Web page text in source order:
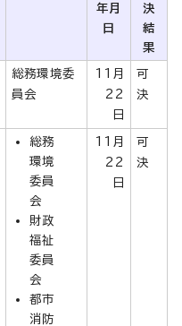
年月
日
決
結
果
総務環境委
員会
11月
22
日
可
決
総務
環境
委員
会
財政
福祉
委員
会
都市
消防
11月
22
日
可
決